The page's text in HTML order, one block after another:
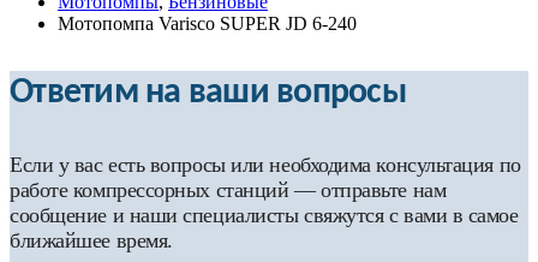
Мотопомпа Varisco SUPER JD 6-240
Ответим на ваши вопросы
Если у вас есть вопросы или необходима консультация по
работе компрессорных станций — отправьте нам
сообщение и наши специалисты свяжутся с вами в самое
ближайшее время.